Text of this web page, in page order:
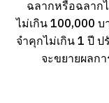
ฉลากหรือฉลาก
ไม่เกิน 100,000
จำคุกไม่เกิน 1 ปี
จะขยายผลก